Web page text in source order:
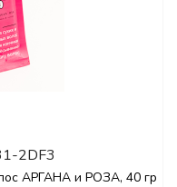
2DF3
АРГАНА и РОЗА, 40 гр